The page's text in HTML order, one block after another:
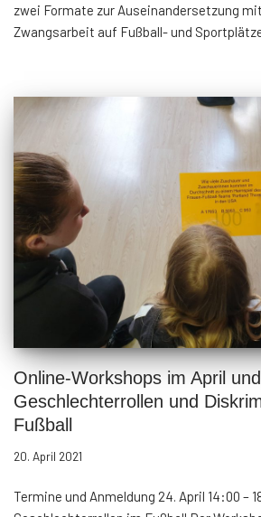
zwei Formate zur Auseinandersetzung
Zwangsarbeit auf Fußball- und
Online-Workshops im April
Geschlechterrollen und
Fußball
20. April 2021
Termine und Anmeldung 24. April 14:00 –